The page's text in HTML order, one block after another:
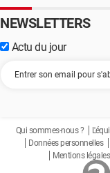
NEWSLETTERS
Actu du jour
Qui sommes-nous ?
Données personnelles
Mentions légales